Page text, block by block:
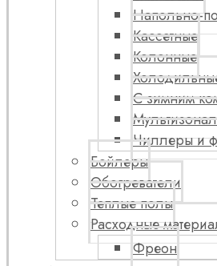
Напольно-
Кассетные
Колонные
С зимним
Чиллеры и
Бойлеры
Обогреватели
Теплые полы
Расходные
Фреон